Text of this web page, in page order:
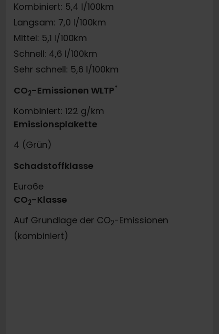
Kombiniert: 5,4 l/100km
Langsam: 7,0 l/100km
Mittel: 5,1 l/100km
Schnell: 4,6 l/100km
Sehr schnell: 5,6 l/100km
CO2-Emissionen WLTP*
Kombiniert: 122 g/km
Emissionsplakette
4 (Grün)
Schadstoffklasse
Euro6e
CO2-Klasse
Auf Grundlage der CO2-Emissionen
(kombiniert)